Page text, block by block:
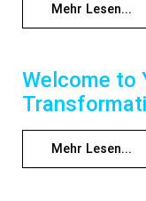
Mehr Lesen...
Welcome to
Mehr Lesen...